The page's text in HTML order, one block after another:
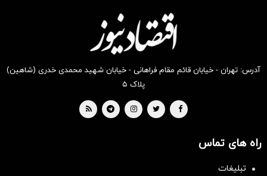
آدرس: تهران - خیابان قائم مقام فراهانی - خیابان شهید محمدی خدری (شاهین)
پلاک ۵
راه های تماس
تبلیغات